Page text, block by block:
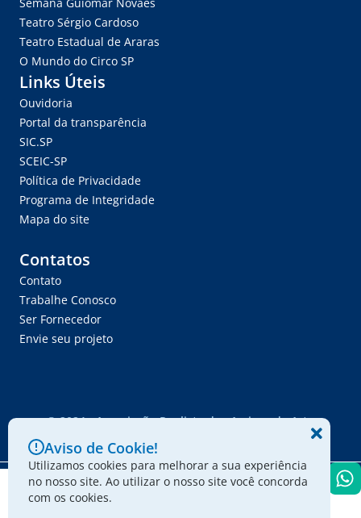
Teatro Sérgio Cardoso
Teatro Estadual de Araras
O Mundo do Circo SP
Links Úteis
Ouvidoria
Portal da transparência
SIC.SP
SCEIC-SP
Política de Privacidade
Programa de Integridade
Mapa do site
Contatos
Contato
Trabalhe Conosco
Ser Fornecedor
Envie seu projeto
© 2024 - Associação Paulista dos Amigos da Arte
Aviso de Cookie!
Utilizamos cookies para melhorar a sua experiência
no nosso site. Ao utilizar o nosso site você concorda
com os cookies.